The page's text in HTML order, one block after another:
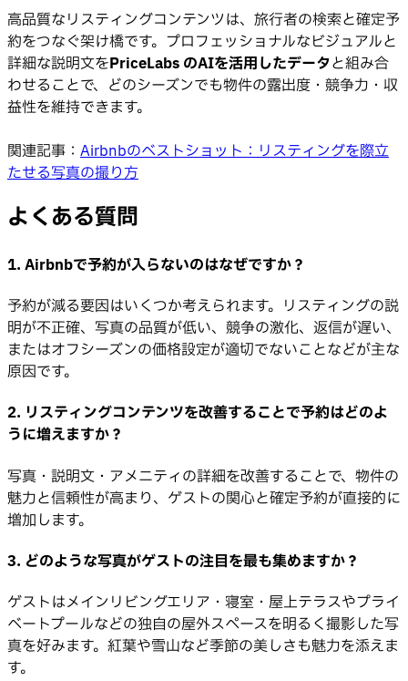
高品質なリスティングコンテンツは、旅行者の検索と確定予
約をつなぐ架け橋です。プロフェッショナルなビジュアルと
詳細な説明文をPriceLabs のAIを活用したデータと組み合
わせることで、どのシーズンでも物件の露出度・競争力・収
益性を維持できます。
関連記事： Airbnbのベストショット：リスティングを際立
たせる写真の撮り方
よくある質問
1. Airbnbで予約が入らないのはなぜですか？
予約が減る要因はいくつか考えられます。リスティングの説
明が不正確、写真の品質が低い、競争の激化、返信が遅い、
またはオフシーズンの価格設定が適切でないことなどが主な
原因です。
2. リスティングコンテンツを改善することで予約はどのよ
うに増えますか？
写真・説明文・アメニティの詳細を改善することで、物件の
魅力と信頼性が高まり、ゲストの関心と確定予約が直接的に
増加します。
3. どのような写真がゲストの注目を最も集めますか？
ゲストはメインリビングエリア・寝室・屋上テラスやプライ
ベートプールなどの独自の屋外スペースを明るく撮影した写
真を好みます。紅葉や雪山など季節の美しさも魅力を添えま
す。